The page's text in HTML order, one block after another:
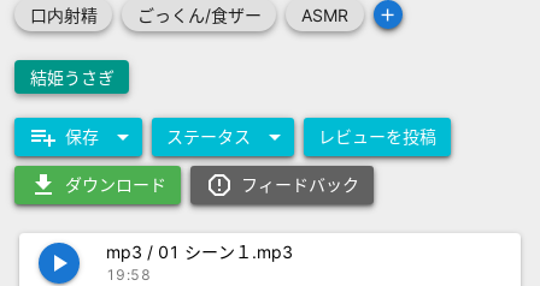
口内射精 ごっくん/食ザー ASMR add
結姫うさぎ
playlist_add 保存 arrow_drop_down ステータス arrow_drop_down レビューを投稿
download ダウンロード report_gmailerrorred フィードバック
play_arrow mp3 / 01 シーン１.mp3
19:58